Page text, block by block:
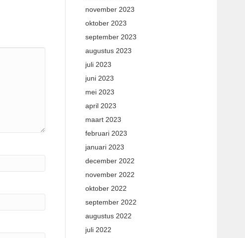
november 2023
oktober 2023
september 2023
augustus 2023
juli 2023
juni 2023
mei 2023
april 2023
maart 2023
februari 2023
januari 2023
december 2022
november 2022
oktober 2022
september 2022
augustus 2022
juli 2022